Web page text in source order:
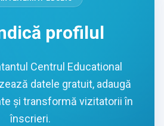
profilul
Centrul Educational
datele gratuit, adaugă
și transformă vizitatorii în
înscrieri.